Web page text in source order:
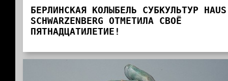
БЕРЛИНСКАЯ КОЛЫБЕЛЬ СУБКУЛЬТУР HAUS
SCHWARZENBERG ОТМЕТИЛА СВОЁ
ПЯТНАДЦАТИЛЕТИЕ!